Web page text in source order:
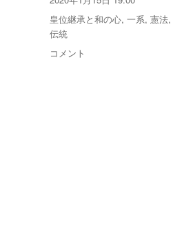
稿
日:
カ
テ
ゴ
皇位継承と和の心, 一系, 憲法,
伝統
皇
コメント